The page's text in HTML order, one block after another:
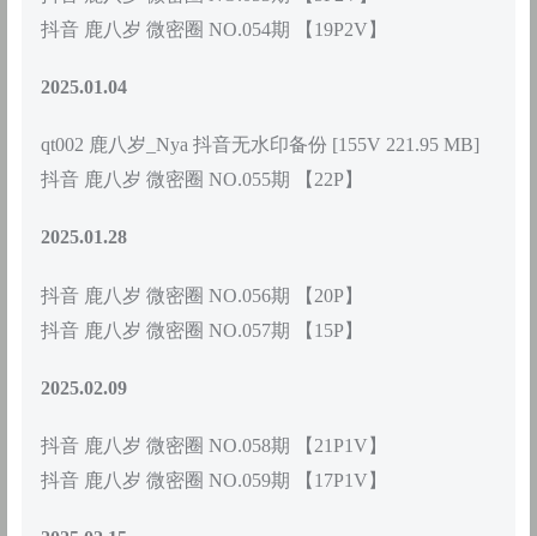
抖音 鹿八岁 微密圈 NO.054期 【19P2V】
2025.01.04
qt002 鹿八岁_Nya 抖音无水印备份 [155V 221.95 MB]
抖音 鹿八岁 微密圈 NO.055期 【22P】
2025.01.28
抖音 鹿八岁 微密圈 NO.056期 【20P】
抖音 鹿八岁 微密圈 NO.057期 【15P】
2025.02.09
抖音 鹿八岁 微密圈 NO.058期 【21P1V】
抖音 鹿八岁 微密圈 NO.059期 【17P1V】